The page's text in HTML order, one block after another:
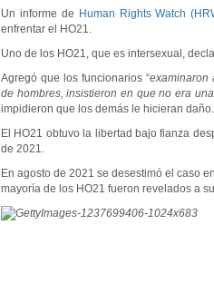
Un informe de Human Rights Watch
enfrentar el HO21.
Uno de los HO21, que es intersexual,
Agregó que los funcionarios “examinaron
de hombres, insistieron en que no era
impidieron que los demás le hicieran daño.
El HO21 obtuvo la libertad bajo fianza
de 2021.
En agosto de 2021 se desestimó el caso
mayoría de los HO21 fueron revelados a